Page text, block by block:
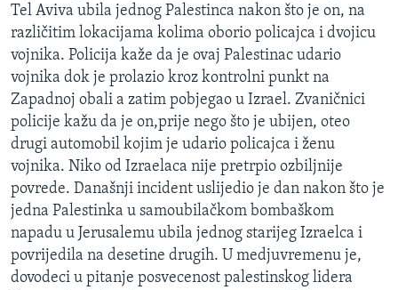
KORUPCIJA
SLOBODA MEDIJA
ŽENSKA STRANA
IZBJEGLIČKA STRANA
MAGAZIN
O GLASU AMERIKE
Learning English
PRATITE NAS
Tel Aviva ubila jednog Palestinca nakon što je on, na
različitim lokacijama kolima oborio policajca i dvojicu
vojnika. Policija kaže da je ovaj Palestinac udario
vojnika dok je prolazio kroz kontrolni punkt na
Zapadnoj obali a zatim pobjegao u Izrael. Zvaničnici
policije kažu da je on,prije nego što je ubijen, oteo
drugi automobil kojim je udario policajca i ženu
vojnika. Niko od Izraelaca nije pretrpio ozbiljnije
povrede. Današnji incident uslijedio je dan nakon što je
jedna Palestinka u samoubilačkom bombaškom
napadu u Jerusalemu ubila jednog starijeg Izraelca i
povrijedila na desetine drugih. U medjuvremenu je,
dovodeci u pitanje posvecenost palestinskog lidera